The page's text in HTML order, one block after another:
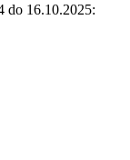
do 16.10.2025: